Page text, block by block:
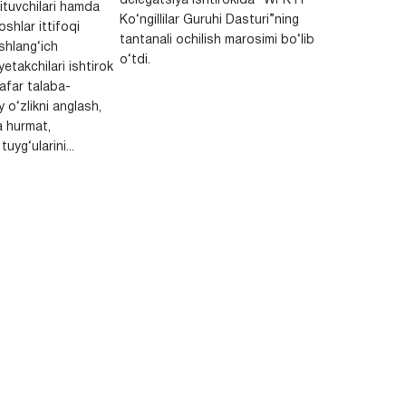
hamda
ittifoqi
ishtirok
talaba-
o‘zlikni anglash,
hurmat,
Ko‘ngillilar Guruhi Dasturi”ning
tantanali ochilish marosimi bo‘lib
o‘tdi.